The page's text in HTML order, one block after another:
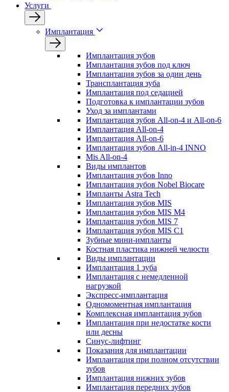
Услуги
Имплантация
Имплантация зубов
Имплантация зубов под ключ
Имплантация зубов за один день
Трансплантация зуба
Имплантация под седацией
Подготовка к имплантации зубов
Уход за имплантами
Имплантация зубов All-on-4 и All-on-6
Имплантация All-on-4
Имплантация All-on-6
Имплантация зубов All-in-4 INNO
Mis All-on-4
Виды имплантов
Имплантация зубов Inno
Имплантация зубов Nobel Biocare
Импланты Astra Tech
Имплантация зубов MIS
Имплантация зубов MIS M4
Имплантация зубов MIS 7
Имплантация зубов MIS C1
Зубные мини-импланты
Костная пластика нижней челюсти
Виды имплантации
Имплантация 1 зуба
Имплантация с немедленной
нагрузкой
Экспресс-имплантация
Одномоментная имплантация
Комплексная имплантация зубов
Имплантация при недостатке кости
или десны
Синус-лифтинг
Показания для имплантации
Имплантация при полном отсутствии
зубов
Имплантация нижних зубов
Имплантация передних зубов